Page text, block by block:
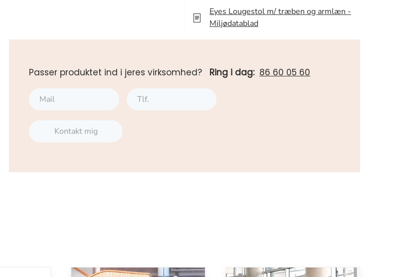
Eyes Lougestol m/ træben og armlæn -
Miljødatablad
Passer produktet ind i jeres virksomhed? Ring i dag: 86 60 05 60
Kontakt mig